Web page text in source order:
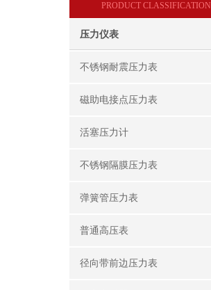
PRODUCT CLASSIFICATION
压力仪表
不锈钢耐震压力表
磁助电接点压力表
活塞压力计
不锈钢隔膜压力表
弹簧管压力表
普通高压表
径向带前边压力表